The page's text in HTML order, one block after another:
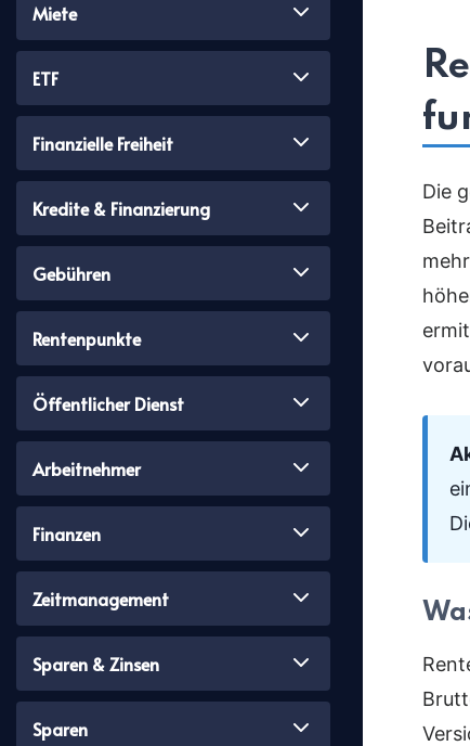
Miete
ETF
Finanzielle Freiheit
Kredite & Finanzierung
Gebühren
Rentenpunkte
Öffentlicher Dienst
Arbeitnehmer
Finanzen
Zeitmanagement
Sparen & Zinsen
Sparen
Die
mehr